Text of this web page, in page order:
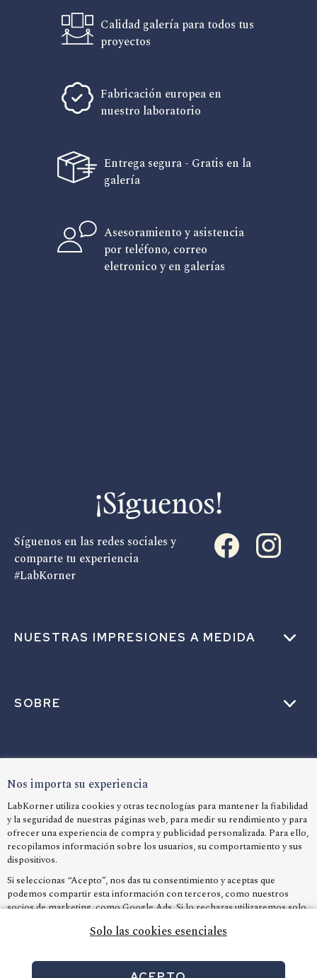
Calidad galería para todos tus
proyectos
Fabricación europea en
nuestro laboratorio
Entrega segura - Gratis en la
galería
Asesoramiento y asistencia
por teléfono, correo
eletronico y en galerías
NUESTRAS IMPRESIONES A MEDIDA
SOBRE
¡Síguenos!
Síguenos en las redes sociales y
comparte tu experiencia
#LabKorner
IDIOMA
Nos importa su experiencia
LabKorner utiliza cookies y otras tecnologías para mantener la fiabilidad
y la seguridad de nuestras páginas web, para medir su rendimiento y para
ofrecer una experiencia de compra y publicidad personalizada. Para ello,
recopilamos información sobre los usuarios, su comportamiento y sus
dispositivos.
Si seleccionas “Acepto”, nos das tu consentimiento y aceptas que
podemos compartir esta información con terceros, como nuestros
socios de marketing, como Google Ads. Si lo rechazas utilizaremos solo
contenido personalizadoSolo las cookies esenciales